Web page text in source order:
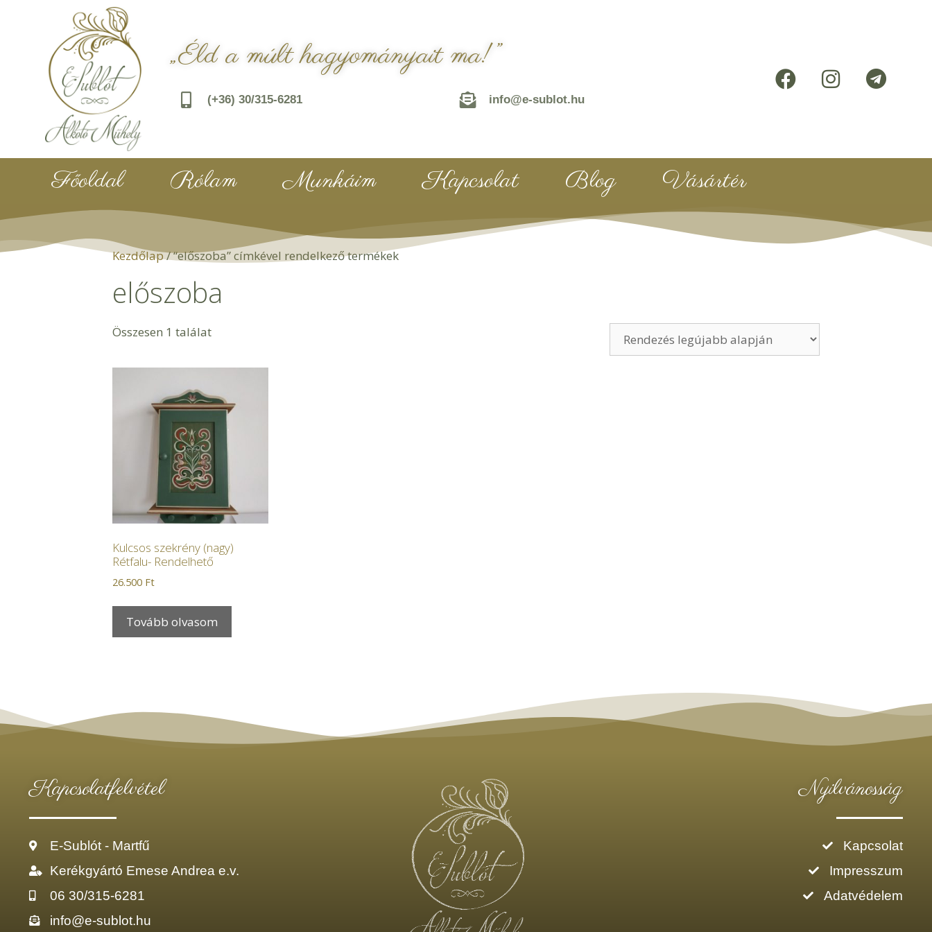
„Éld a múlt hagyományait ma!”
(+36) 30/315-6281 info@e-sublot.hu
Főoldal Rólam Munkáim Kapcsolat Blog Vásártér
Kezdőlap/ “előszoba” címkével rendelkező termékek
előszoba
Összesen 1 találat
Kulcsos szekrény (nagy)
Rétfalu- Rendelhető
26.500 Ft
Tovább olvasom
Kapcsolatfelvétel
E-Sublót - Martfű
Kerékgyártó Emese Andrea e.v.
06 30/315-6281
info@e-sublot.hu
Nyilvánosság
Kapcsolat
Impresszum
Adatvédelem